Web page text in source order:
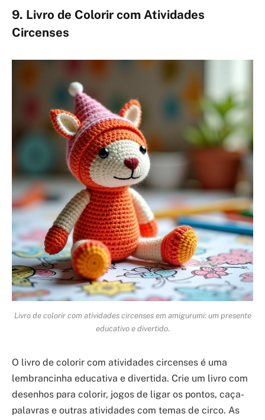
9. Livro de Colorir com Atividades
Circenses
Livro de colorir com atividades circenses em amigurumi: um presente
educativo e divertido.
O livro de colorir com atividades circenses é uma
lembrancinha educativa e divertida. Crie um livro com
desenhos para colorir, jogos de ligar os pontos, caça-
palavras e outras atividades com temas de circo. As